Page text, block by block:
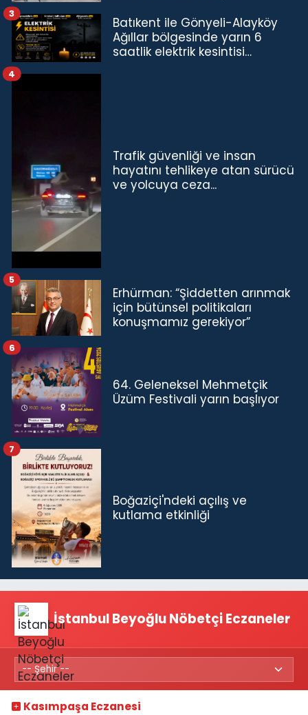
Batıkent ile Gönyeli-Alayköy
Ağıllar bölgesinde yarın 6
saatlik elektrik kesintisi…
3
Trafik güvenliği ve insan
hayatını tehlikeye atan sürücü
ve yolcuya ceza...
4
Erhürman: “Şiddetten arınmak
için bütünsel politikaları
konuşmamız gerekiyor”
5
64. Geleneksel Mehmetçik
Üzüm Festivali yarın başlıyor
6
Boğaziçi'ndeki açılış ve
kutlama etkinliği
7
İstanbul Beyoğlu Nöbetçi Eczaneler
Kasımpaşa Eczanesi